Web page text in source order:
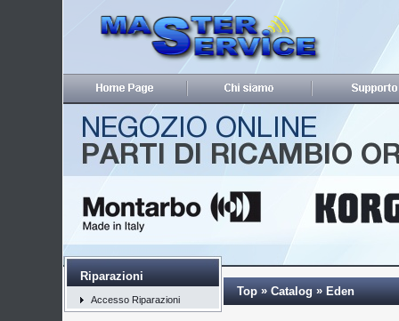
Riparazioni
Accesso Riparazioni
Top»Catalog»Eden